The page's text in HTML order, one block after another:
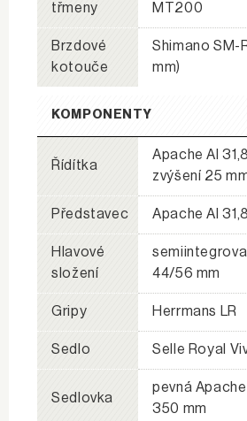
třmeny
MT200
Brzdové
kotouče
Shimano SM-
mm)
KOMPONENTY
Řídítka
Apache Al
zvýšení 25
Představec Apache Al
Hlavové
složení
44/56 mm
Gripy Herrmans LR
Sedlo Selle Royal
Sedlovka
pevná
350 mm